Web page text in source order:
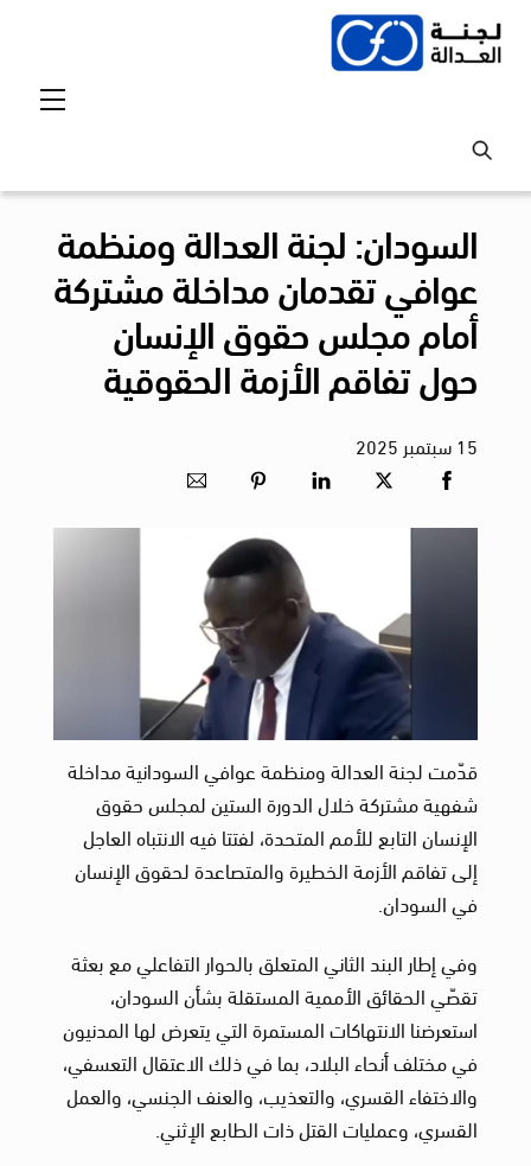
Skip
السودان: لجنة العدالة ومنظمة
عوافي تقدمان مداخلة مشتركة
أمام مجلس حقوق الإنسان
حول تفاقم الأزمة الحقوقية
15سبتمبر 2025
قدّمت لجنة العدالة ومنظمة عوافي السودانية مداخلة
شفهية مشتركة خلال الدورة الستين لمجلس حقوق
الإنسان التابع للأمم المتحدة، لفتتا فيه الانتباه العاجل
إلى تفاقم الأزمة الخطيرة والمتصاعدة لحقوق الإنسان
في السودان.
وفي إطار البند الثاني المتعلق بالحوار التفاعلي مع بعثة
تقصّي الحقائق الأممية المستقلة بشأن السودان،
استعرضنا الانتهاكات المستمرة التي يتعرض لها المدنيون
في مختلف أنحاء البلاد، بما في ذلك الاعتقال التعسفي،
والاختفاء القسري، والتعذيب، والعنف الجنسي، والعمل
القسري، وعمليات القتل ذات الطابع الإثني.